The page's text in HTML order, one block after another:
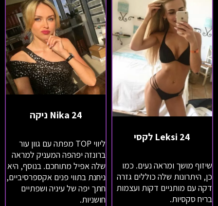
Leksi 24 לקסי
שיזוף מושך ומראה נעים. כמו
כן, היתרונות שלה כוללים גזרה
דקה עם מותניים דקות ועצמות
בריח סקסיות.
Nika 24 ניקה
ליווי TOP מפתה עם גוון עור
ברונזה יפהפה המעניק למראה
שלה אפיל מתוחכם. בנוסף, היא
ניחנת בתווי פנים אקספרסיביים,
חתך יפה של עיניה ושפתיים
חושניות.